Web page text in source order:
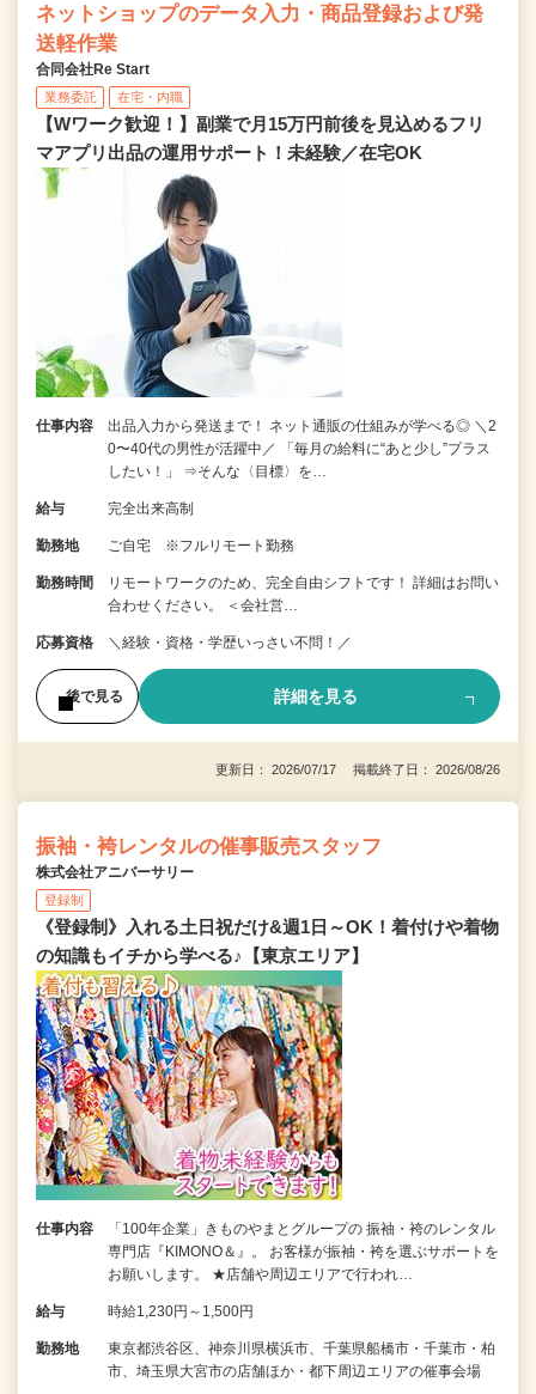
ネットショップのデータ入力・商品登録および発
送軽作業
合同会社Re Start
業務委託 在宅・内職
【Wワーク歓迎！】副業で月15万円前後を見込めるフリ
マアプリ出品の運用サポート！未経験／在宅OK
仕事内容
出品入力から発送まで！ ネット通販の仕組みが学べる◎ ＼2
0〜40代の男性が活躍中／ 「毎月の給料に“あと少し”プラス
したい！」 ⇒そんな〈目標〉を…
給与 完全出来高制
勤務地 ご自宅 ※フルリモート勤務
勤務時間
リモートワークのため、完全自由シフトです！ 詳細はお問い
合わせください。 ＜会社営…
応募資格 ＼経験・資格・学歴いっさい不問！／
後で見る 詳細を見る
更新日： 2026/07/17 掲載終了日： 2026/08/26
振袖・袴レンタルの催事販売スタッフ
株式会社アニバーサリー
登録制
《登録制》入れる土日祝だけ&週1日～OK！着付けや着物
の知識もイチから学べる♪【東京エリア】
仕事内容
「100年企業」きものやまとグループの 振袖・袴のレンタル
専門店『KIMONO＆』。 お客様が振袖・袴を選ぶサポートを
お願いします。 ★店舗や周辺エリアで行われ…
給与 時給1,230円～1,500円
勤務地
東京都渋谷区、神奈川県横浜市、千葉県船橋市・千葉市・柏
市、埼玉県大宮市の店舗ほか・都下周辺エリアの催事会場